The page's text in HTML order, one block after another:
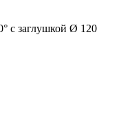
с заглушкой Ø 120